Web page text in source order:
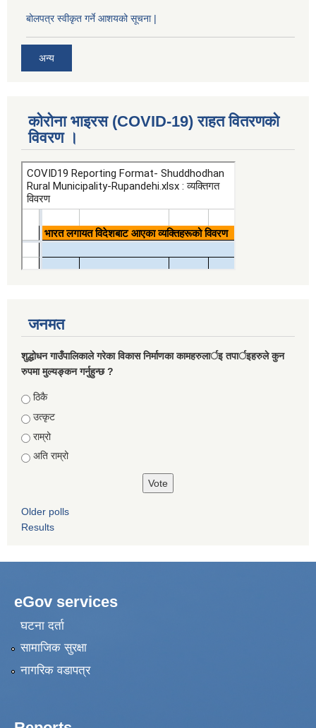
बोलपत्र स्वीकृत गर्ने आशयको सूचना |
अन्य
कोरोना भाइरस (COVID-19) राहत वितरणको
विवरण ।
जनमत
शुद्धोधन गाउँपालिकाले गरेका विकास निर्माणका कामहरुलार्इ तपार्इहरुले कुन
रुपमा मुल्यङ्कन गर्नुहुन्छ ?
Choices
ठिकै
उत्कृट
राम्रो
अति राम्रो
Older polls
Results
eGov services
घटना दर्ता
सामाजिक सुरक्षा
नागरिक वडापत्र